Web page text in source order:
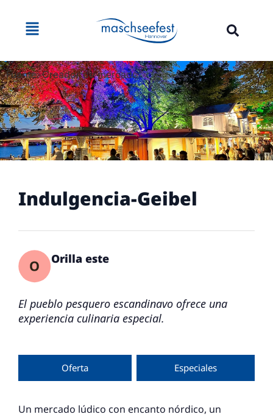
Fuente: Creador de mercado
Indulgencia-Geibel
Orilla este
El pueblo pesquero escandinavo ofrece una
experiencia culinaria especial.
Oferta Especiales
Un mercado lúdico con encanto nórdico, un